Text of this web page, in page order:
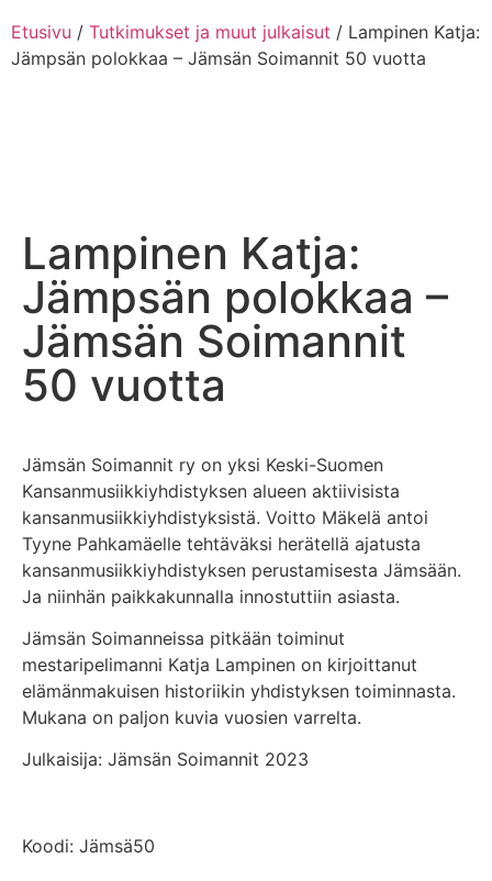
Etusivu / Tutkimukset ja muut julkaisut / Lampinen Katja:
Jämpsän polokkaa – Jämsän Soimannit 50 vuotta
Lampinen Katja:
Jämpsän polokkaa –
Jämsän Soimannit
50 vuotta
Jämsän Soimannit ry on yksi Keski-Suomen
Kansanmusiikkiyhdistyksen alueen aktiivisista
kansanmusiikkiyhdistyksistä. Voitto Mäkelä antoi
Tyyne Pahkamäelle tehtäväksi herätellä ajatusta
kansanmusiikkiyhdistyksen perustamisesta Jämsään.
Ja niinhän paikkakunnalla innostuttiin asiasta.
Jämsän Soimanneissa pitkään toiminut
mestaripelimanni Katja Lampinen on kirjoittanut
elämänmakuisen historiikin yhdistyksen toiminnasta.
Mukana on paljon kuvia vuosien varrelta.
Julkaisija: Jämsän Soimannit 2023
Koodi: Jämsä50